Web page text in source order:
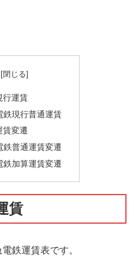
行運賃
鉄現行普通運賃
賃変遷
鉄普通運賃変遷
鉄加算運賃変遷
賃
鉄運賃表です。